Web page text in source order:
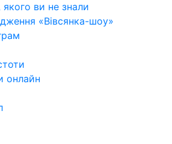
ви не знали
«Вівсянка-шоу»
онлайн